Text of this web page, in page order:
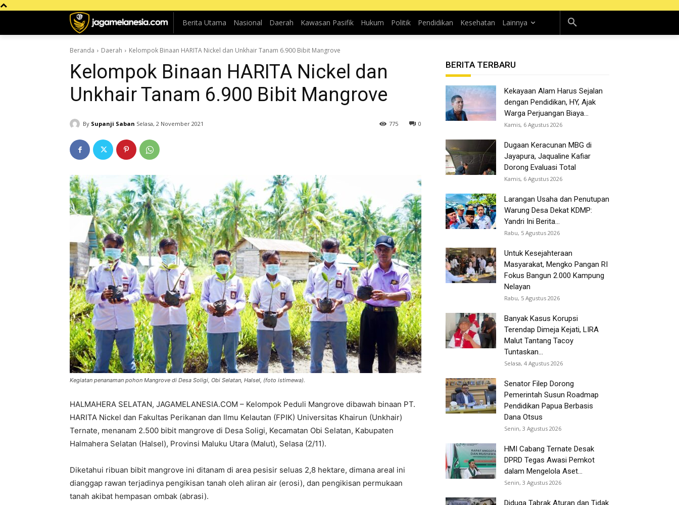
Berita Utama Nasional Daerah Kawasan Pasifik Hukum Politik Pendidikan Kesehatan Lainnya
Beranda Daerah Kelompok Binaan HARITA Nickel dan Unkhair Tanam 6.900 Bibit Mangrove
Kelompok Binaan HARITA Nickel dan
Unkhair Tanam 6.900 Bibit Mangrove
By Supanji Saban Selasa, 2 November 2021 0
775
Kegiatan penanaman pohon Mangrove di Desa Soligi, Obi Selatan, Halsel, (foto istimewa).
HALMAHERA SELATAN, JAGAMELANESIA.COM – Kelompok Peduli Mangrove dibawah binaan PT.
HARITA Nickel dan Fakultas Perikanan dan Ilmu Kelautan (FPIK) Universitas Khairun (Unkhair)
Ternate, menanam 2.500 bibit mangrove di Desa Soligi, Kecamatan Obi Selatan, Kabupaten
Halmahera Selatan (Halsel), Provinsi Maluku Utara (Malut), Selasa (2/11).
Diketahui ribuan bibit mangrove ini ditanam di area pesisir seluas 2,8 hektare, dimana areal ini
dianggap rawan terjadinya pengikisan tanah oleh aliran air (erosi), dan pengikisan permukaan
tanah akibat hempasan ombak (abrasi).
BERITA TERBARU
Kekayaan Alam Harus Sejalan
dengan Pendidikan, HY, Ajak
Warga Perjuangan Biaya...
Kamis, 6 Agustus 2026
Dugaan Keracunan MBG di
Jayapura, Jaqualine Kafiar
Dorong Evaluasi Total
Kamis, 6 Agustus 2026
Larangan Usaha dan Penutupan
Warung Desa Dekat KDMP:
Yandri Ini Berita...
Rabu, 5 Agustus 2026
Untuk Kesejahteraan
Masyarakat, Mengko Pangan RI
Fokus Bangun 2.000 Kampung
Nelayan
Rabu, 5 Agustus 2026
Banyak Kasus Korupsi
Terendap Dimeja Kejati, LIRA
Malut Tantang Tacoy
Tuntaskan...
Selasa, 4 Agustus 2026
Senator Filep Dorong
Pemerintah Susun Roadmap
Pendidikan Papua Berbasis
Dana Otsus
Senin, 3 Agustus 2026
HMI Cabang Ternate Desak
DPRD Tegas Awasi Pemkot
dalam Mengelola Aset...
Senin, 3 Agustus 2026
Diduga Tabrak Aturan dan Tidak